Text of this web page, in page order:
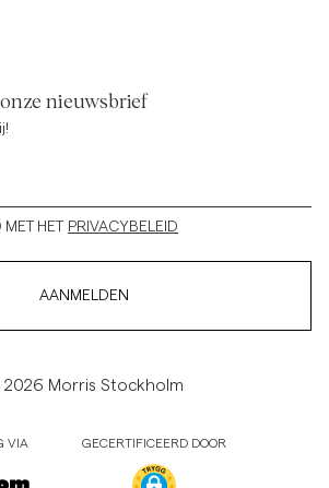
nieuwsbrief
HET PRIVACYBELEID
AANMELDEN
Morris Stockholm
VIA GECERTIFICEERD DOOR